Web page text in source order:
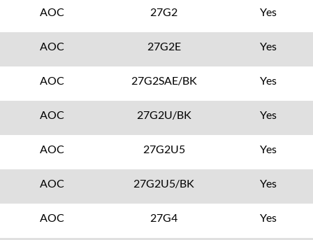
AOC 27G2 Yes
AOC 27G2E Yes
AOC 27G2SAE/BK Yes
AOC 27G2U/BK Yes
AOC 27G2U5 Yes
AOC 27G2U5/BK Yes
AOC 27G4 Yes